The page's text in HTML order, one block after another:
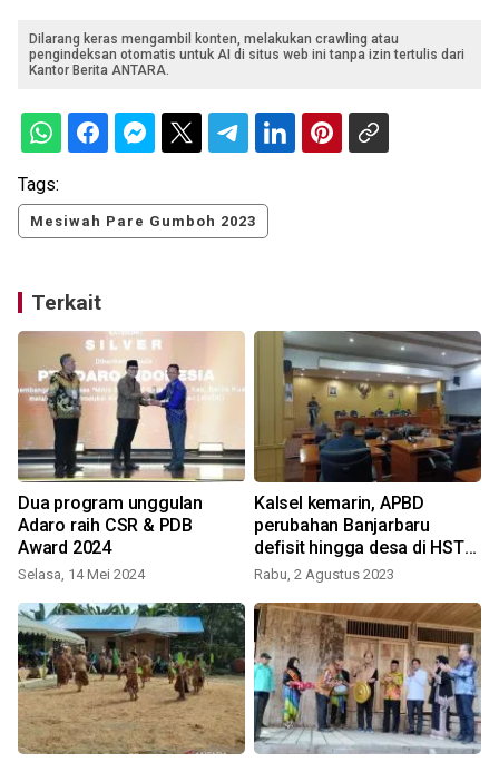
Dilarang keras mengambil konten, melakukan crawling atau
pengindeksan otomatis untuk AI di situs web ini tanpa izin tertulis dari
Kantor Berita ANTARA.
Tags:
Mesiwah Pare Gumboh 2023
Terkait
Dua program unggulan
Adaro raih CSR & PDB
Award 2024
Selasa, 14 Mei 2024
Kalsel kemarin, APBD
perubahan Banjarbaru
defisit hingga desa di HST
raih penghargaan
Rabu, 2 Agustus 2023